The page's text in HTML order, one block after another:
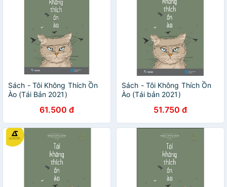
Sách - Tôi Không Thích Ồn
Ào (Tái Bản 2021)
61.500 đ
Sách - Tôi Không Thích Ồn
Ào (Tái bản 2021)
51.750 đ